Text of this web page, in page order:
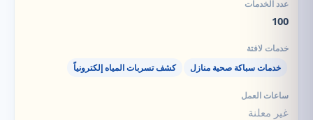
100
خدمات سباكة صحية منازل كشف تسربات المياه إلكترونياً
غير معلنة